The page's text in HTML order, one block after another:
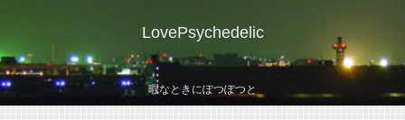
LovePsychedelic
暇なときにぽつぽつと